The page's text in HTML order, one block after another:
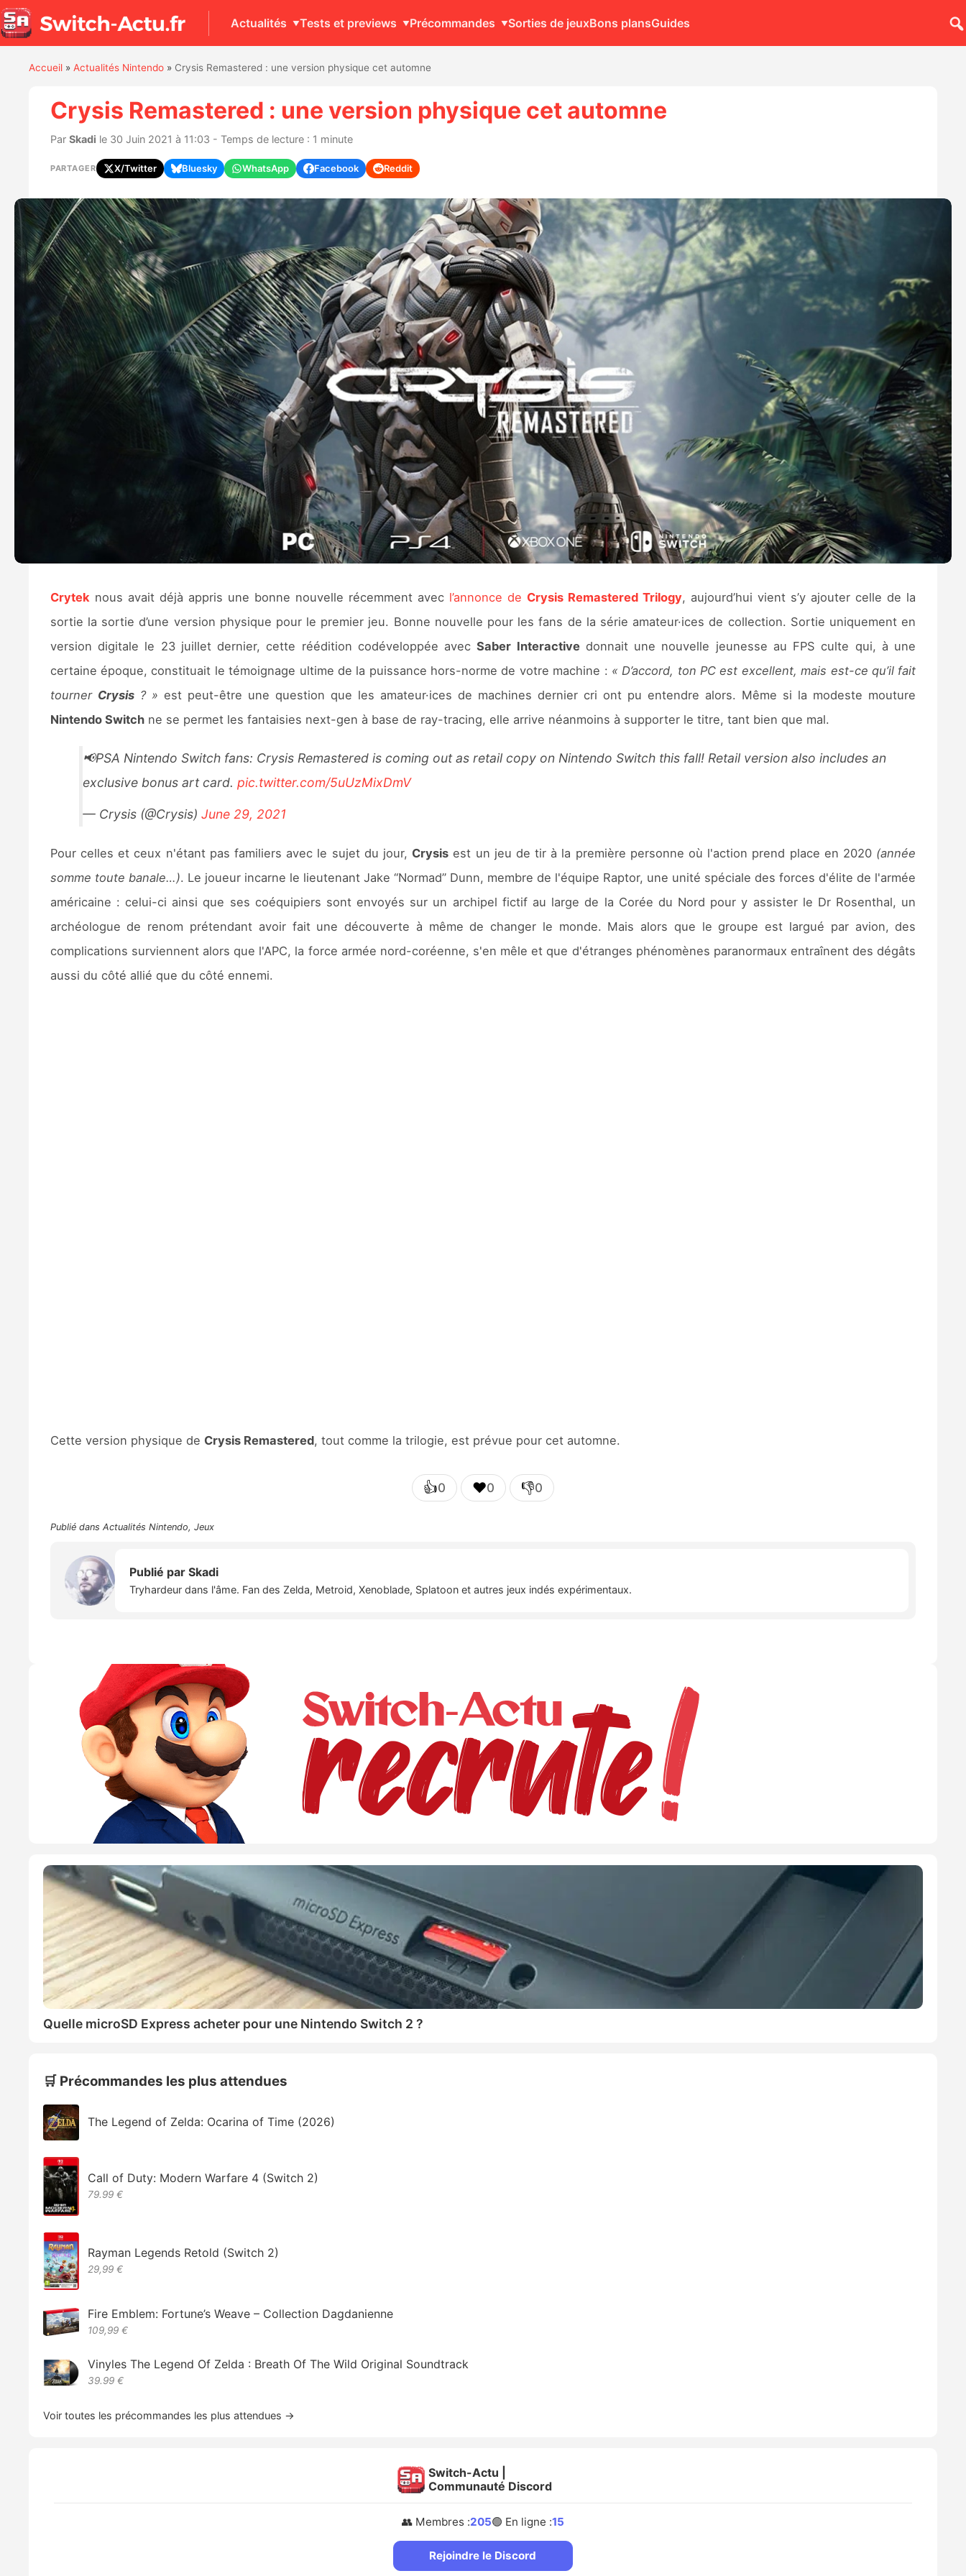
Actualités Tests et previews Précommandes Sorties de jeuxBons plansGuides
Accueil» Actualités Nintendo» Crysis Remastered : une version physique cet automne
Crysis Remastered : une version physique cet automne
Par Skadi le 30 Juin 2021 à 11:03 - Temps de lecture : 1 minute
PARTAGER X/Twitter Bluesky WhatsApp Facebook Reddit
Cryteknous avait déjà appris une bonne nouvelle récemment avec l’annonce de Crysis Remastered Trilogy, aujourd’hui vient s’y ajouter celle de la
sortie la sortie d’une version physique pour le premier jeu. Bonne nouvelle pour les fans de la série amateur·ices de collection. Sortie uniquement en
version digitale le 23 juillet dernier, cette réédition codéveloppée avecSaber Interactivedonnait une nouvelle jeunesse au FPS culte qui, à une
certaine époque, constituait le témoignage ultime de la puissance hors-norme de votre machine : « D’accord, ton PC est excellent, mais est-ce qu’il fait
tourner Crysis? » est peut-être une question que les amateur·ices de machines dernier cri ont pu entendre alors. Même si la modeste mouture
Nintendo Switchne se permet les fantaisies next-gen à base de ray-tracing, elle arrive néanmoins à supporter le titre, tant bien que mal.
📢PSA Nintendo Switch fans: Crysis Remastered is coming out as retail copy on Nintendo Switch this fall! Retail version also includes an
exclusive bonus art card. pic.twitter.com/5uUzMixDmV
— Crysis (@Crysis) June 29, 2021
Pour celles et ceux n'étant pas familiers avec le sujet du jour, Crysis est un jeu de tir à la première personne où l'action prend place en 2020 (année
somme toute banale…). Le joueur incarne le lieutenant Jake “Normad” Dunn, membre de l'équipe Raptor, une unité spéciale des forces d'élite de l'armée
américaine : celui-ci ainsi que ses coéquipiers sont envoyés sur un archipel fictif au large de la Corée du Nord pour y assister le Dr Rosenthal, un
archéologue de renom prétendant avoir fait une découverte à même de changer le monde. Mais alors que le groupe est largué par avion, des
complications surviennent alors que l'APC, la force armée nord-coréenne, s'en mêle et que d'étranges phénomènes paranormaux entraînent des dégâts
aussi du côté allié que du côté ennemi.
Cette version physique de Crysis Remastered, tout comme la trilogie, est prévue pour cet automne.
👍0 ❤️0 👎0
Publié dans Actualités Nintendo, Jeux
Publié par Skadi
Tryhardeur dans l'âme. Fan des Zelda, Metroid, Xenoblade, Splatoon et autres jeux indés expérimentaux.
Quelle microSD Express acheter pour une Nintendo Switch 2 ?
🛒 Précommandes les plus attendues
The Legend of Zelda: Ocarina of Time (2026)
Call of Duty: Modern Warfare 4 (Switch 2)
79.99 €
Rayman Legends Retold (Switch 2)
29,99 €
Fire Emblem: Fortune’s Weave – Collection Dagdanienne
109,99 €
Vinyles The Legend Of Zelda : Breath Of The Wild Original Soundtrack
39.99 €
Voir toutes les précommandes les plus attendues →
Switch-Actu |
Communauté Discord
👥 Membres :205🟢 En ligne :15
Rejoindre le Discord